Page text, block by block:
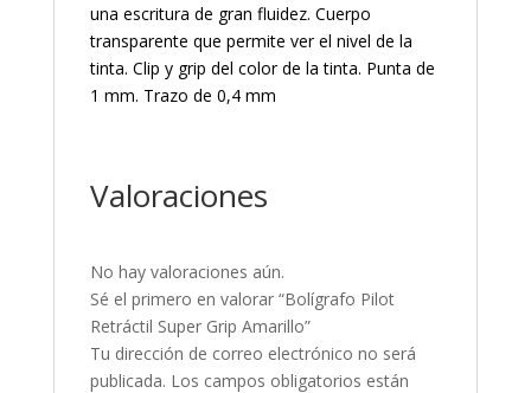
una escritura de gran fluidez. Cuerpo
transparente que permite ver el nivel de la
tinta. Clip y grip del color de la tinta. Punta de
1 mm. Trazo de 0,4 mm
Valoraciones
No hay valoraciones aún.
Sé el primero en valorar “Bolígrafo Pilot
Retráctil Super Grip Amarillo”
Tu dirección de correo electrónico no será
publicada. Los campos obligatorios están